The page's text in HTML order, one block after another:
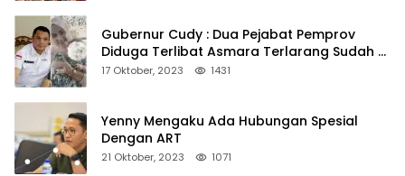
Gubernur Cudy : Dua Pejabat Pemprov
Diduga Terlibat Asmara Terlarang Sudah di
Non Job
17 Oktober, 2023 1431
Yenny Mengaku Ada Hubungan Spesial
Dengan ART
21 Oktober, 2023 1071